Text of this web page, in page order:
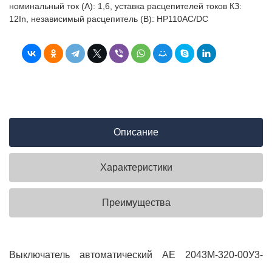
номинальный ток (А): 1,6, уставка расцепителей токов КЗ:
12In, независимый расцепитель (В): НР110AC/DC
Описание
Характеристики
Преимущества
Выключатель автоматический АЕ 2043М-320-00У3-